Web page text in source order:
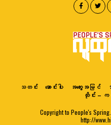
သတင်း ဆောင်းပါး အတွေးအမြင်
ထိုင်း – ကမ္
Copyright to People's
http://